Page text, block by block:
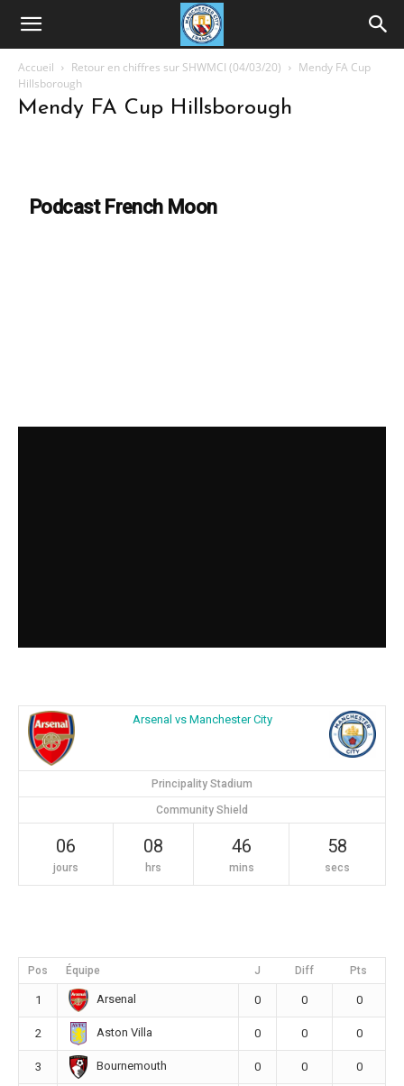
Accueil Retour en chiffres sur SHWMCI (04/03/20)
Mendy FA Cup
Hillsborough
Mendy FA Cup Hillsborough
Podcast French Moon
Arsenal vs Manchester City
Principality Stadium
Community Shield
06
jours
08
hrs
46
mins
58
secs
Pos Équipe J Diff Pts
1 Arsenal 0 0 0
2 Aston Villa 0 0 0
3 Bournemouth 0 0 0